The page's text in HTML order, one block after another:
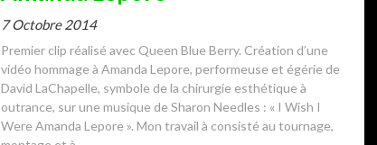
7 Octobre 2014
Premier clip réalisé avec Queen Blue Berry. Création d’une
vidéo hommage à Amanda Lepore, performeuse et égérie de
David LaChapelle, symbole de la chirurgie esthétique à
outrance, sur une musique de Sharon Needles : « I Wish I
Were Amanda Lepore ». Mon travail à consisté au tournage,